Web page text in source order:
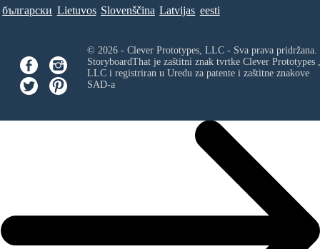
български Lietuvos Slovenščina Latvijas eesti
© 2026 - Clever Prototypes, LLC - Sva prava pridržana.
StoryboardThat je zaštitni znak tvrtke Clever Prototypes ,
LLCi registriran u Uredu za patente i zaštitne znakove
SAD-a